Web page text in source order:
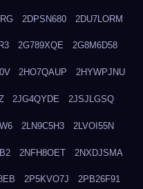
2DPSN680 2DU7LORM
2G789XQE 2G8M6D58
2HO7QAUP 2HYWPJNU
2JG4QYDE 2JSJLGSQ
2LN9C5H3 2LVOI55N
2NFH8OET 2NXDJSMA
2P5KVO7J 2PB26F91